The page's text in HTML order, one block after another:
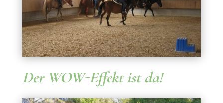
Der WOW-Effekt ist da!